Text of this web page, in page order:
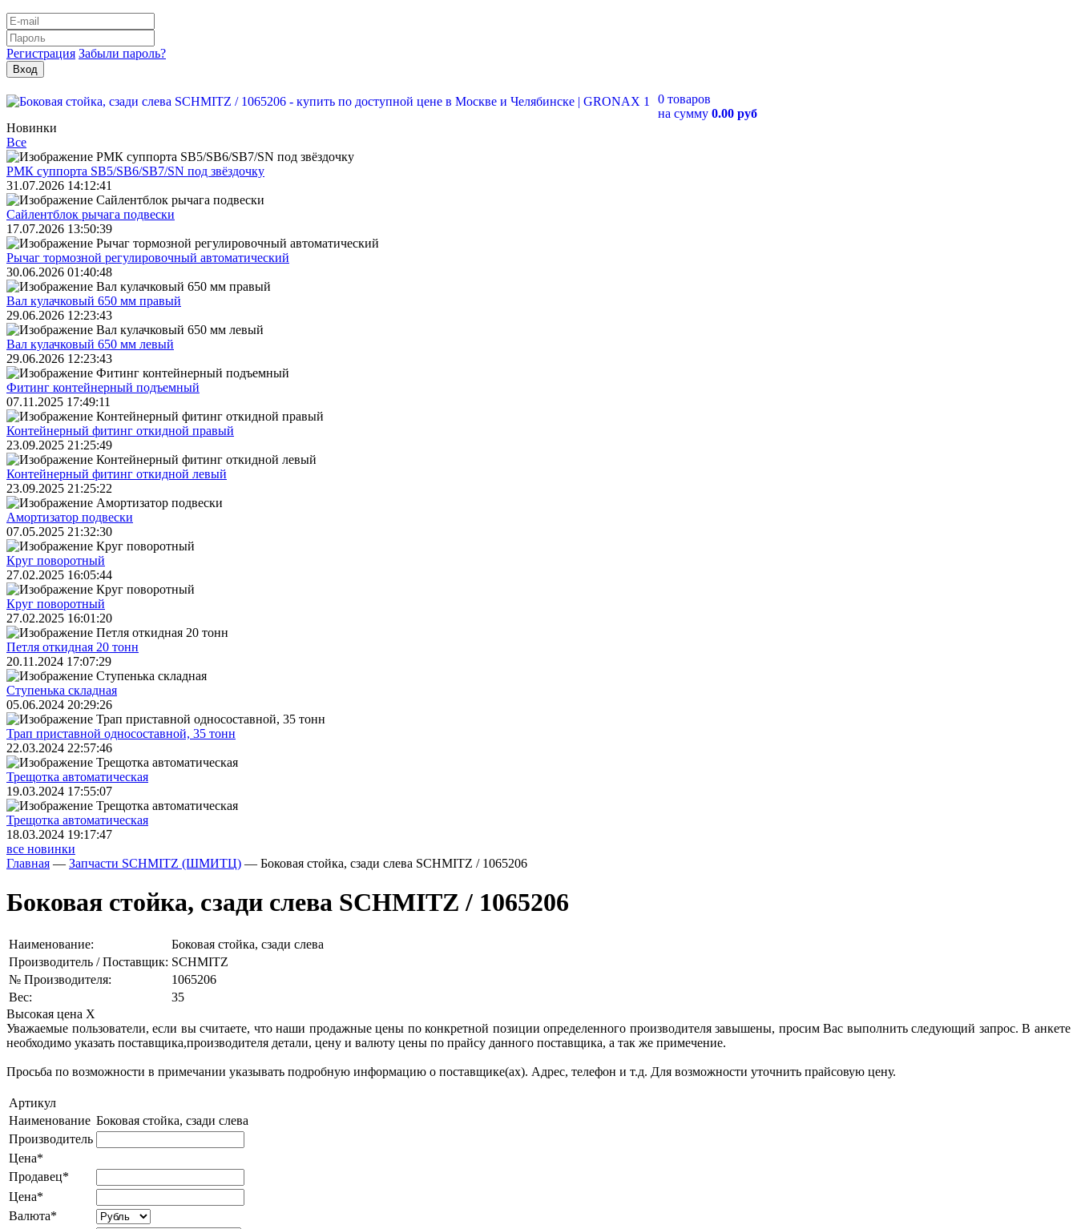
Регистрация Забыли пароль?
0 товаров
на сумму 0.00 руб
Новинки
Все
РМК суппорта SB5/SB6/SB7/SN под звёздочку
31.07.2026 14:12:41
Сайлентблок рычага подвески
17.07.2026 13:50:39
Рычаг тормозной регулировочный автоматический
30.06.2026 01:40:48
Вал кулачковый 650 мм правый
29.06.2026 12:23:43
Вал кулачковый 650 мм левый
29.06.2026 12:23:43
Фитинг контейнерный подъемный
07.11.2025 17:49:11
Контейнерный фитинг откидной правый
23.09.2025 21:25:49
Контейнерный фитинг откидной левый
23.09.2025 21:25:22
Амортизатор подвески
07.05.2025 21:32:30
Круг поворотный
27.02.2025 16:05:44
Круг поворотный
27.02.2025 16:01:20
Петля откидная 20 тонн
20.11.2024 17:07:29
Ступенька складная
05.06.2024 20:29:26
Трап приставной односоставной, 35 тонн
22.03.2024 22:57:46
Трещoтка автоматическая
19.03.2024 17:55:07
Трещoтка автоматическая
18.03.2024 19:17:47
все новинки
Главная — Запчасти SCHMITZ (ШМИТЦ) — Боковая стойка, сзади слева SCHMITZ / 1065206
Боковая стойка, сзади слева SCHMITZ / 1065206
Наименование:
Боковая стойка, сзади слева
Производитель / Поставщик: SCHMITZ
№ Производителя:
1065206
Вес:
35
Высокая цена X
Уважаемые пользователи, если вы считаете, что наши продажные цены по конкретной позиции определенного производителя завышены, просим Вас выполнить следующий запрос. В анкете
необходимо указать поставщика,производителя детали, цену и валюту цены по прайсу данного поставщика, а так же примечение.
Просьба по возможности в примечании указывать подробную информацию о поставщике(ах). Адрес, телефон и т.д. Для возможности уточнить прайсовую цену.
Артикул
Наименование Боковая стойка, сзади слева
Производитель
Цена*
Продавец*
Цена*
Валюта*